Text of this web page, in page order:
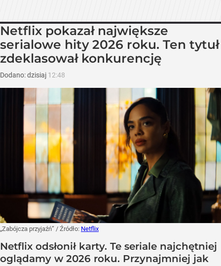
Netflix pokazał największe
serialowe hity 2026 roku. Ten tytuł
zdeklasował konkurencję
Dodano:dzisiaj 12:48
„Zabójcza przyjaźń” / Źródło: Netflix
Netflix odsłonił karty. Te seriale najchętniej
oglądamy w 2026 roku. Przynajmniej jak